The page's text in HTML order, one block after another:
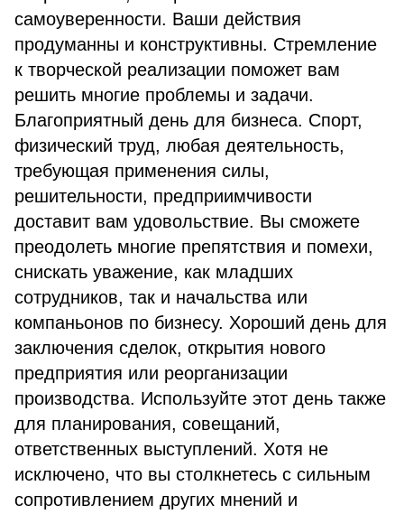
самоуверенности. Ваши действия
продуманны и конструктивны. Стремление
к творческой реализации поможет вам
решить многие проблемы и задачи.
Благоприятный день для бизнеса. Спорт,
физический труд, любая деятельность,
требующая применения силы,
решительности, предприимчивости
доставит вам удовольствие. Вы сможете
преодолеть многие препятствия и помехи,
снискать уважение, как младших
сотрудников, так и начальства или
компаньонов по бизнесу. Хороший день для
заключения сделок, открытия нового
предприятия или реорганизации
производства. Используйте этот день также
для планирования, совещаний,
ответственных выступлений. Хотя не
исключено, что вы столкнетесь с сильным
сопротивлением других мнений и